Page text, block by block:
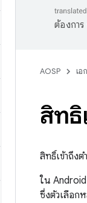
ต้องกา
AOSP เอ
สิทธิ์
สิทธิ์เข้าถึง
ใน
ซึ่งตัวเลือก